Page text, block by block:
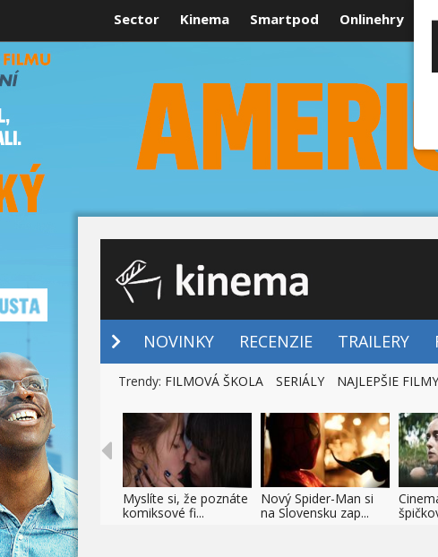
Sector Kinema Smartpod Onlinehry
NOVINKY RECENZIE TRAILERY
Trendy: FILMOVÁ ŠKOLA SERIÁLY NAJLEPŠIE FILMY
Myslíte si, že poznáte
komiksové fi...
Nový Spider-Man si
na Slovensku zap...